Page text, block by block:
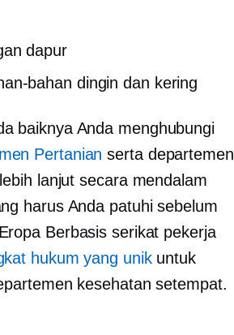
dapur
bahan dingin dan kering
baiknya Anda menghubungi
Pertanian serta departemen
lanjutsecara mendalam
harus Anda patuhi sebelum
Berbasis serikat pekerja
hukum yang unikuntuk
kesehatan setempat.